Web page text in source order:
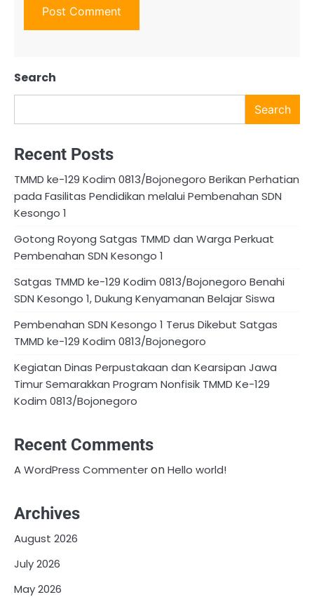
Search
Search
Recent Posts
TMMD ke-129 Kodim 0813/Bojonegoro Berikan Perhatian
pada Fasilitas Pendidikan melalui Pembenahan SDN
Kesongo 1
Gotong Royong Satgas TMMD dan Warga Perkuat
Pembenahan SDN Kesongo 1
Satgas TMMD ke-129 Kodim 0813/Bojonegoro Benahi
SDN Kesongo 1, Dukung Kenyamanan Belajar Siswa
Pembenahan SDN Kesongo 1 Terus Dikebut Satgas
TMMD ke-129 Kodim 0813/Bojonegoro
Kegiatan Dinas Perpustakaan dan Kearsipan Jawa
Timur Semarakkan Program Nonfisik TMMD Ke-129
Kodim 0813/Bojonegoro
Recent Comments
A WordPress CommenteronHello world!
Archives
August 2026
July 2026
May 2026